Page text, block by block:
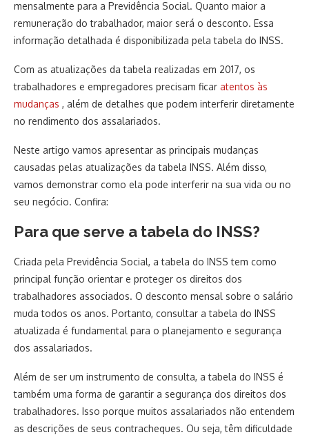
mensalmente para a Previdência Social. Quanto maior a
remuneração do trabalhador, maior será o desconto. Essa
informação detalhada é disponibilizada pela tabela do INSS.
Com as atualizações da tabela realizadas em 2017, os
trabalhadores e empregadores precisam ficar atentos às
mudanças , além de detalhes que podem interferir diretamente
no rendimento dos assalariados.
Neste artigo vamos apresentar as principais mudanças
causadas pelas atualizações da tabela INSS. Além disso,
vamos demonstrar como ela pode interferir na sua vida ou no
seu negócio. Confira:
Para que serve a tabela do INSS?
Criada pela Previdência Social, a tabela do INSS tem como
principal função orientar e proteger os direitos dos
trabalhadores associados. O desconto mensal sobre o salário
muda todos os anos. Portanto, consultar a tabela do INSS
atualizada é fundamental para o planejamento e segurança
dos assalariados.
Além de ser um instrumento de consulta, a tabela do INSS é
também uma forma de garantir a segurança dos direitos dos
trabalhadores. Isso porque muitos assalariados não entendem
as descrições de seus contracheques. Ou seja, têm dificuldade